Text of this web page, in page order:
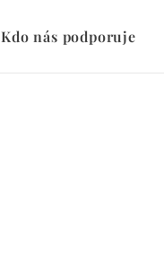
Kdo nás podporuje